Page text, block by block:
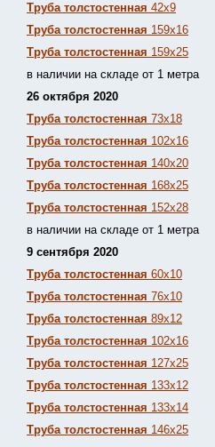
Труба толстостенная 42х9
Труба толстостенная 159х16
Труба толстостенная 159х25
в наличии на складе от 1 метра
26 октября 2020
Труба толстостенная 73х18
Труба толстостенная 102х16
Труба толстостенная 140х20
Труба толстостенная 168х25
Труба толстостенная 152х28
в наличии на складе от 1 метра
9 сентября 2020
Труба толстостенная 60х10
Труба толстостенная 76х10
Труба толстостенная 89х12
Труба толстостенная 102х16
Труба толстостенная 127х25
Труба толстостенная 133х12
Труба толстостенная 133х14
Труба толстостенная 146х25